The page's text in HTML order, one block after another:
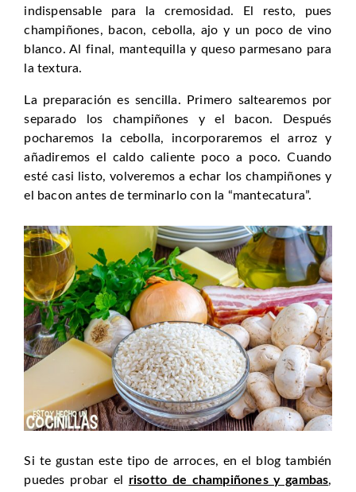
indispensable para la cremosidad. El resto, pues
champiñones, bacon, cebolla, ajo y un poco de vino
blanco. Al final, mantequilla y queso parmesano para
la textura.
La preparación es sencilla. Primero saltearemos por
separado los champiñones y el bacon. Después
pocharemos la cebolla, incorporaremos el arroz y
añadiremos el caldo caliente poco a poco. Cuando
esté casi listo, volveremos a echar los champiñones y
el bacon antes de terminarlo con la “mantecatura”.
Si te gustan este tipo de arroces, en el blog también
puedes probar el risotto de champiñones y gambas,